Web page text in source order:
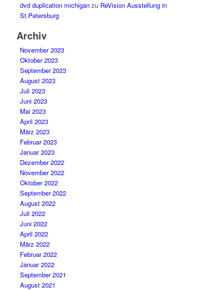
dvd duplication michiganzu ReVision Ausstellung in
St.Petersburg
Archiv
November 2023
Oktober 2023
September 2023
August 2023
Juli 2023
Juni 2023
Mai 2023
April 2023
März 2023
Februar 2023
Januar 2023
Dezember 2022
November 2022
Oktober 2022
September 2022
August 2022
Juli 2022
Juni 2022
April 2022
März 2022
Februar 2022
Januar 2022
September 2021
August 2021